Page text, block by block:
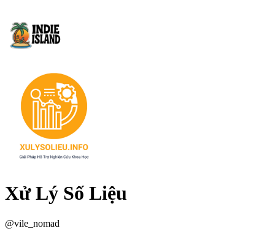
Xử Lý Số Liệu
@vile_nomad